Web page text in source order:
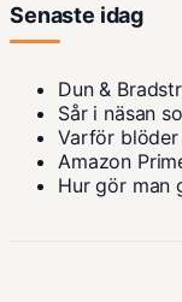
Senaste idag
Dun &
Sår i näsan
Varför blöder
Amazon
Hur gör man